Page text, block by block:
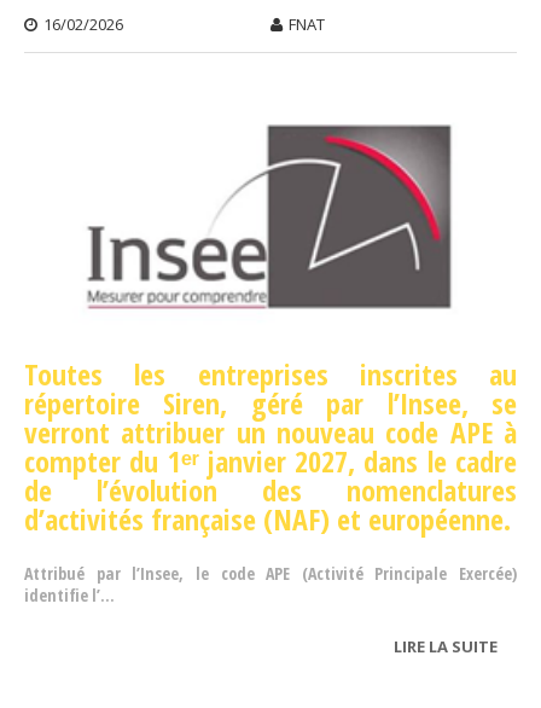
16/02/2026 FNAT
Toutes les entreprises inscrites au
répertoire Siren, géré par l’Insee, se
verront attribuer un nouveau code APE à
compter du 1ᵉʳ janvier 2027, dans le cadre
de l’évolution des nomenclatures
d’activités française (NAF) et européenne.
Attribué par l’Insee, le code APE (Activité Principale Exercée)
identifie l’...
LIRE LA SUITEDE